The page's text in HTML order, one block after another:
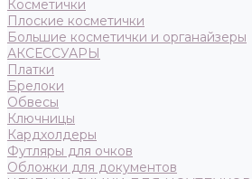
Косметички
Плоские косметички
Большие косметички и органайзеры
АКСЕССУАРЫ
Платки
Брелоки
Обвесы
Ключницы
Кардхолдеры
Футляры для очков
Обложки для документов